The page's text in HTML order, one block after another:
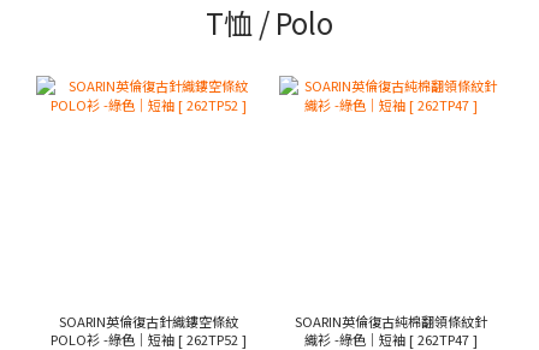
T恤 / Polo
SOARIN英倫復古針織鏤空條紋
POLO衫 -綠色｜短袖 [ 262TP52 ]
SOARIN英倫復古純棉翻領條紋針
織衫 -綠色｜短袖 [ 262TP47 ]